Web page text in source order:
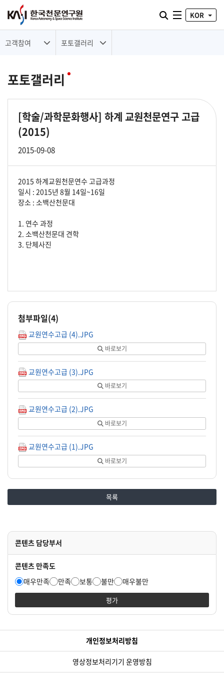
통합검색 열기
전체메뉴
KOR
고객참여 포토갤러리
포토갤러리
[학술/과학문화행사] 하계 교원천문연구 고급
(2015)
2015-09-08
2015 하계교원천문연수 고급과정
일시 : 2015년 8월 14일~16일
장소 : 소백산천문대
1. 연수 과정
2. 소백산천문대 견학
3. 단체사진
첨부파일(4)
교원연수고급 (4).JPG
바로보기
교원연수고급 (3).JPG
바로보기
교원연수고급 (2).JPG
바로보기
교원연수고급 (1).JPG
바로보기
목록
콘텐츠 담당부서
콘텐츠 만족도
매우만족
만족 보통 불만 매우불만
평가
개인정보처리방침
영상정보처리기기 운영방침